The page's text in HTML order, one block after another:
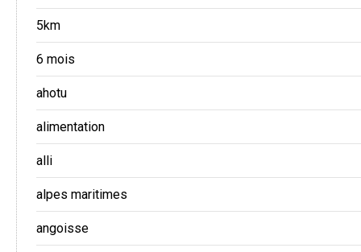
5km
6 mois
ahotu
alimentation
alli
alpes maritimes
angoisse